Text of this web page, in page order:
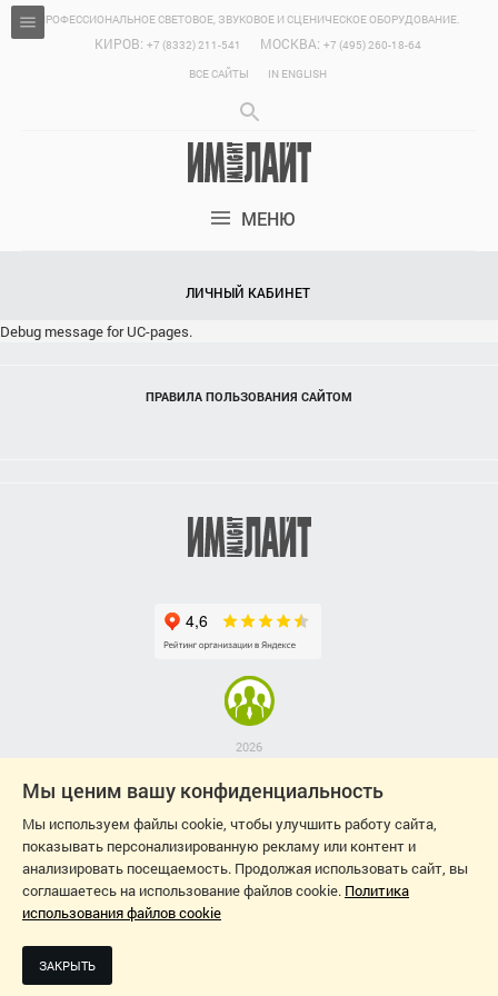
ПРОФЕССИОНАЛЬНОЕ СВЕТОВОЕ, ЗВУКОВОЕ И СЦЕНИЧЕСКОЕ ОБОРУДОВАНИЕ.
КИРОВ: +7 (8332) 211-541 МОСКВА: +7 (495) 260-18-64
ВСЕ САЙТЫ
IN ENGLISH
МЕНЮ
ЛИЧНЫЙ КАБИНЕТ
Debug message for UC-pages.
ПРАВИЛА ПОЛЬЗОВАНИЯ САЙТОМ
2026
Мы ценим вашу конфиденциальность
Мы используем файлы cookie, чтобы улучшить работу сайта,
показывать персонализированную рекламу или контент и
анализировать посещаемость. Продолжая использовать сайт, вы
соглашаетесь на использование файлов cookie. Политика
использования файлов cookie
ЗАКРЫТЬ